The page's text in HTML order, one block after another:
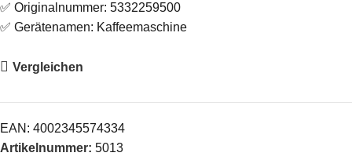
✅ Originalnummer: 5332259500
✅ Gerätenamen: Kaffeemaschine
Vergleichen
EAN: 4002345574334
Artikelnummer: 5013